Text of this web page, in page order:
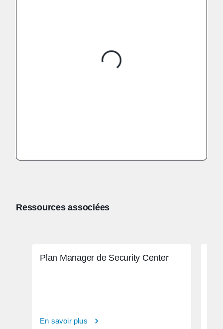
Ressources associées
Plan Manager de Security Center
En savoir plus